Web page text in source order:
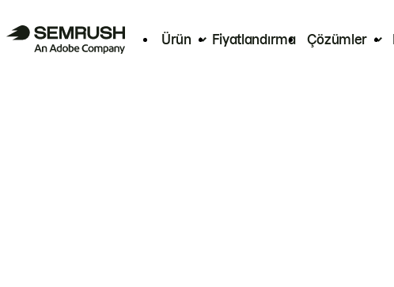
Ürün Fiyatlandırma Çözümler